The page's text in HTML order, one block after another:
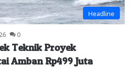
Headline
0
Teknik Proyek
Amban Rp499 Juta